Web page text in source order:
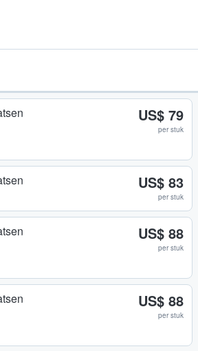
US$ 79
per stuk
US$ 83
per stuk
US$ 88
per stuk
US$ 88
per stuk